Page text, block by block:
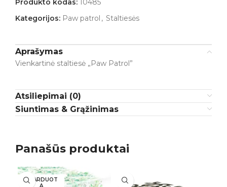
Kategorijos: Paw patrol , Staltiesės
Aprašymas
Vienkartinė staltiesė „Paw Patrol”
Atsiliepimai (0)
Siuntimas & Grąžinimas
Panašūs produktai
IŠPARDUOT
A